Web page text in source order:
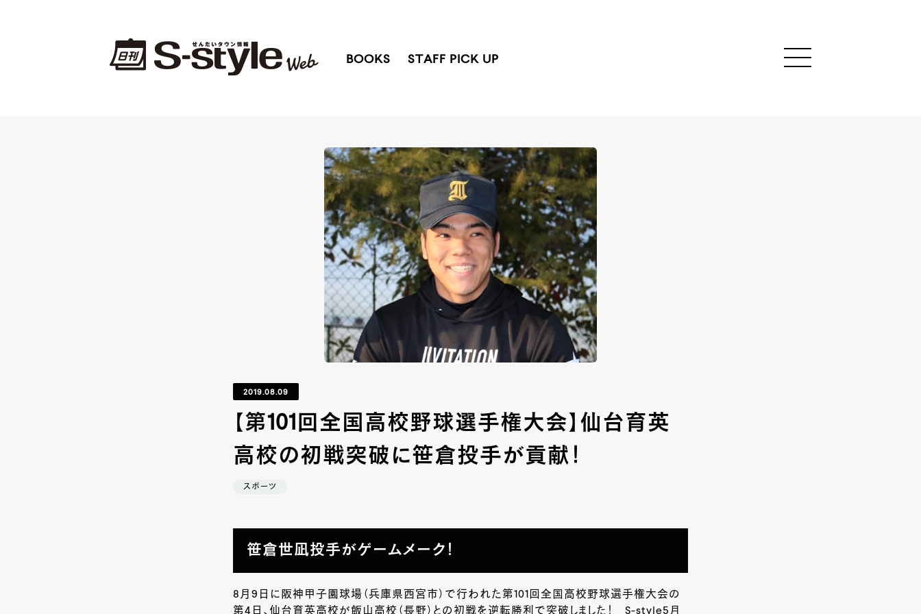
BOOKS STAFF PICK UP
2019.08.09
【第101回全国高校野球選手権大会】仙台育英
高校の初戦突破に笹倉投手が貢献！
スポーツ
笹倉世凪投手がゲームメーク！
8月9日に阪神甲子園球場（兵庫県西宮市）で行われた第101回全国高校野球選手権大会の
第4日、仙台育英高校が飯山高校（長野）との初戦を逆転勝利で突破しました！ S-style5月